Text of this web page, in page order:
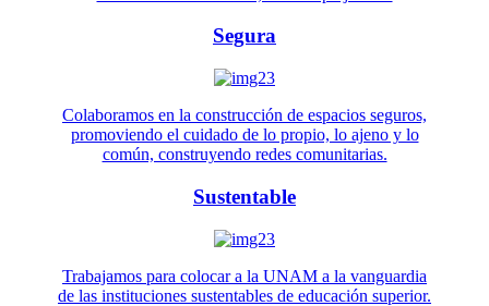
Segura
Colaboramos en la construcción de espacios seguros,
promoviendo el cuidado de lo propio, lo ajeno y lo
común, construyendo redes comunitarias.
Sustentable
Trabajamos para colocar a la UNAM a la vanguardia
de las instituciones sustentables de educación superior.